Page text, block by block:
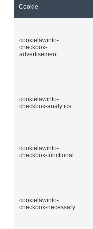
Cookie
cookielawinfo-
checkbox-
advertisement
cookielawinfo-
checkbox-analytics
cookielawinfo-
checkbox-functional
cookielawinfo-
checkbox-necessary